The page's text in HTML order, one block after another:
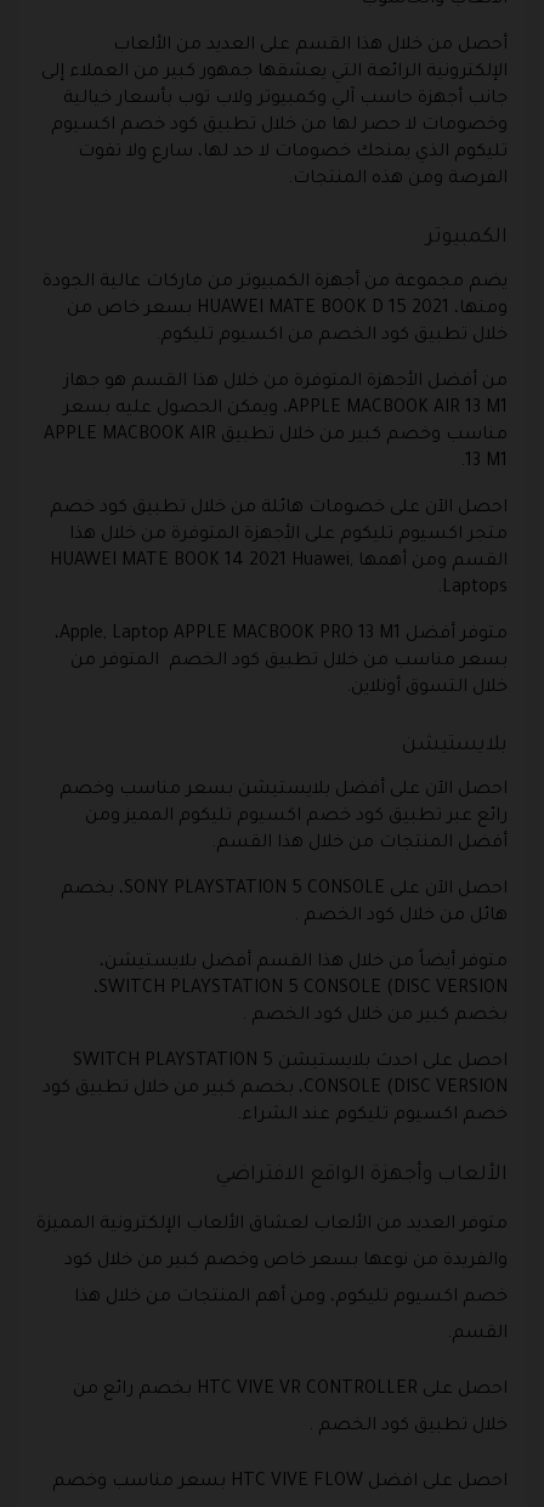
أحصل من خلال هذا القسم على العديد من الألعاب
الإلكترونية الرائعة التي يعشقها جمهور كبير من العملاء إلى
جانب أجهزة حاسب آلي وكمبيوتر ولاب توب بأسعار خيالية
وخصومات لا حصر لها من خلال تطبيق كود خصم اكسيوم
تليكوم الذي يمنحك خصومات لا حد لها، سارع ولا تفوت
الفرصة ومن هذه المنتجات.
الكمبيوتر
يضم مجموعة من أجهزة الكمبيوتر من ماركات عالية الجودة
ومنها، HUAWEI MATE BOOK D 15 2021 بسعر خاص من
خلال تطبيق كود الخصم من اكسيوم تليكوم.
من أفضل الأجهزة المتوفرة من خلال هذا القسم هو جهاز
APPLE MACBOOK AIR 13 M1، ويمكن الحصول عليه بسعر
مناسب وخصم كبير من خلال تطبيق APPLE MACBOOK AIR
13 M1.
احصل الآن على خصومات هائلة من خلال تطبيق كود خصم
متجر اكسيوم تليكوم على الأجهزة المتوفرة من خلال هذا
القسم ومن أهمها HUAWEI MATE BOOK 14 2021 Huawei,
Laptops.
متوفر أفضل Apple, Laptop APPLE MACBOOK PRO 13 M1،
بسعر مناسب من خلال تطبيق كود الخصم المتوفر من
خلال التسوق أونلاين.
بلايستيشن
احصل الآن على أفضل بلايستيشن بسعر مناسب وخصم
رائع عبر تطبيق كود خصم اكسيوم تليكوم المميز ومن
أفضل المنتجات من خلال هذا القسم.
احصل الآن على SONY PLAYSTATION 5 CONSOLE، بخصم
هائل من خلال كود الخصم .
متوفر أيضاً من خلال هذا القسم أفضل بلايستيشن،
SWITCH PLAYSTATION 5 CONSOLE (DISC VERSION،
بخصم كبير من خلال كود الخصم .
احصل على احدث بلايستيشن SWITCH PLAYSTATION 5
CONSOLE (DISC VERSION، بخصم كبير من خلال تطبيق كود
خصم اكسيوم تليكوم عند الشراء.
الألعاب وأجهزة الواقع الافتراضي
متوفر العديد من الألعاب لعشاق الألعاب الإلكترونية المميزة
والفريدة من نوعها بسعر خاص وخصم كبير من خلال كود
خصم اكسيوم تليكوم، ومن أهم المنتجات من خلال هذا
القسم.
احصل على HTC VIVE VR CONTROLLER بخصم رائع من
خلال تطبيق كود الخصم .
احصل على افضل HTC VIVE FLOW بسعر مناسب وخصم